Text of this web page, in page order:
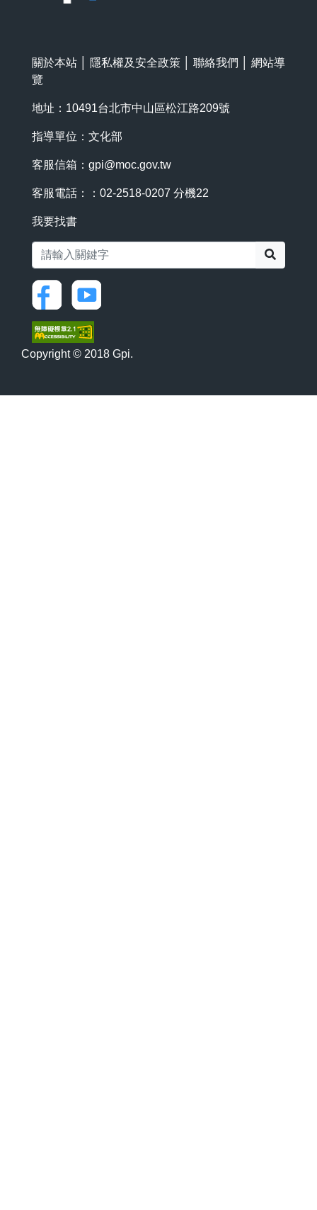
關於本站 隱私權及安全政策 聯絡我們
網站導
覽
地址：10491台北市中山區松江路209號
指導單位：文化部
客服信箱： gpi@moc.gov.tw
客服電話：：02-2518-0207 分機22
我要找書
Copyright © 2018 Gpi.